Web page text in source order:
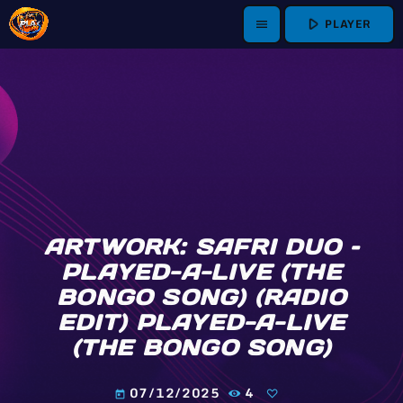
menu play_arrow PLAYER
ARTWORK: SAFRI DUO –
PLAYED-A-LIVE (THE
BONGO SONG) (RADIO
EDIT) PLAYED-A-LIVE
(THE BONGO SONG)
today 07/12/2025 4